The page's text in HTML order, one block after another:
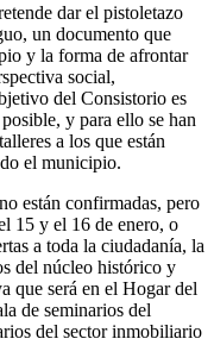
dar el pistoletazo
un documento que
y la forma de afrontar
social,
del Consistorio es
y para ello se han
a los que están
el municipio.
están confirmadas, pero
15 y el 16 de enero, o
a toda la ciudadanía, la
del núcleo histórico y
que será en el Hogar del
de seminarios del
del sector inmobiliario